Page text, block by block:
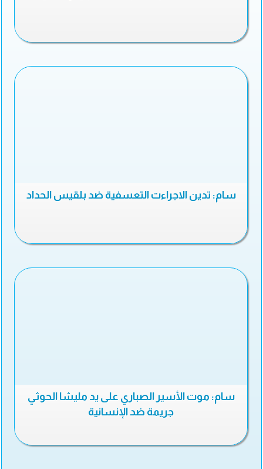
سام: تدين الاجراءت التعسفية ضد بلقيس الحداد
سام: موت الأسير الصباري على يد مليشا الحوثي
جريمة ضد الإنسانية